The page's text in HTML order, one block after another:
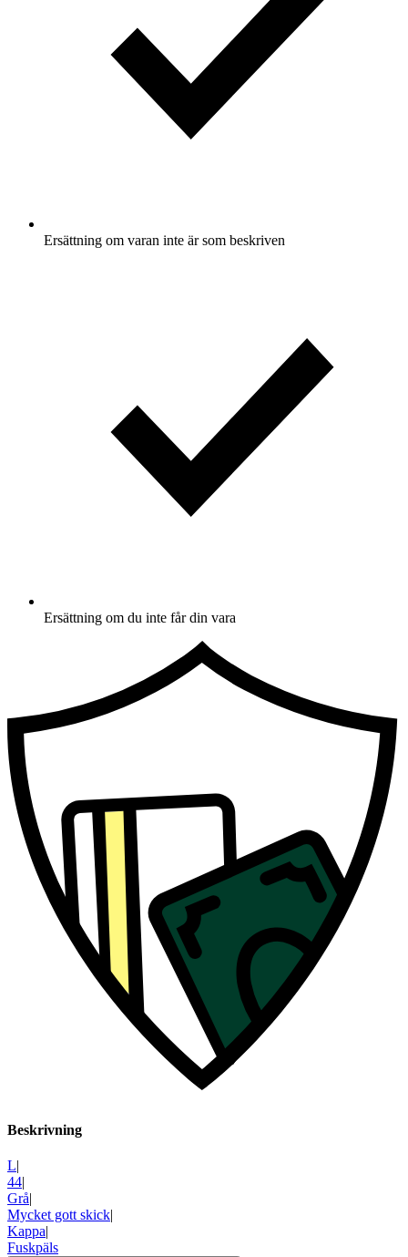
Ersättning om varan inte är som beskriven
Ersättning om du inte får din vara
Beskrivning
L|
44|
Grå|
Mycket gott skick|
Kappa|
Fuskpäls